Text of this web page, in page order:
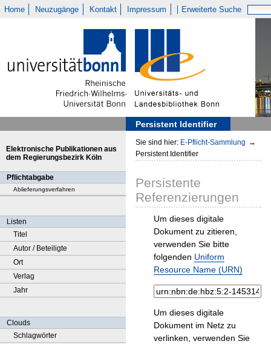
Home Neuzugänge Kontakt Impressum Erweiterte Suche
Persistent Identifier
Elektronische Publikationen aus
dem Regierungsbezirk Köln
Pflichtabgabe
Ablieferungsverfahren
Listen
Titel
Autor / Beteiligte
Ort
Verlag
Jahr
Clouds
Schlagwörter
Sie sind hier: E-Pflicht-Sammlung →
Persistent Identifier
Persistente
Referenzierungen
Um dieses digitale
Dokument zu zitieren,
verwenden Sie bitte
folgenden Uniform
Resource Name (URN)
Um dieses digitale
Dokument im Netz zu
verlinken, verwenden Sie